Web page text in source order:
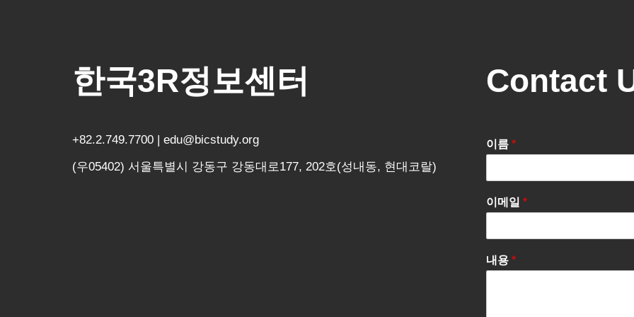
한국3R정보센터
+82.2.749.7700 | edu@bicstudy.org
(우05402) 서울특별시 강동구 강동대로177, 202호(성내동, 현대코랄)
Contact
이름 *
이메일 *
내용 *